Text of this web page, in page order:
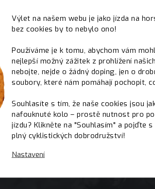
Výlet na našem webu je jako jízda na
bez cookies by to nebylo ono!
Používáme je k tomu, abychom vám
nejlepší možný zážitek z prohlížení
nebojte, nejde o žádný doping, jen o
soubory, které nám pomáhají pochopit,
Souhlasíte s tím, že naše cookies jsou
nafouknuté kolo – prostě nutnost pro
jízdu? Klikněte na "Souhlasím" a pojďte
plný cyklistických dobrodružství!
Nastavení